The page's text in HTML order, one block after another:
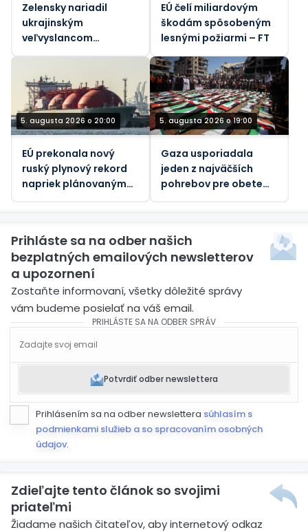
Zelensky nariadil
ukrajinským
veľvyslancom
špehovať svojich
EÚ čelí miliardovým
škodám spôsobeným
lesnými požiarmi – FT
5. augusta 2026 o 20:00
EÚ prekonala nový
ruský plynový rekord
napriek plánovaným
5. augusta 2026 o 19:00
Gaza usporiadala
jeden z najväčších
pohrebov pre obete
Prihláste sa na odber našich
bezplatných emailových newsletterov
a upozornení
Zostaňte informovaní, všetky dôležité správy
vám budeme posielať na váš email.
PRIHLÁSTE SA NA ODBER SPRÁV
Potvrdiť odber newslettera
Prihlásením sa na odber newslettera súhlasím s
podmienkami služieb a so spracovaním osobných
údajov.
Zdieľajte tento článok so svojimi
priateľmi
Žiadame našich čitateľov, aby internetový odkaz